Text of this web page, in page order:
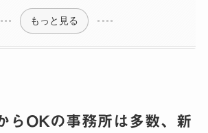
もっと見る
らOKの事務所は多数、新